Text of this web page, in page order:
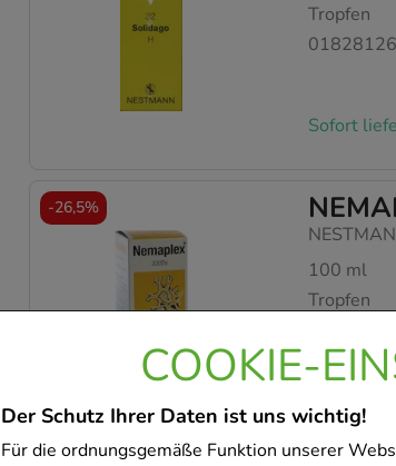
COOKIE-
Der Schutz Ihrer Daten ist uns wichtig!
Für die ordnungsgemäße Funktion unserer
Tropfen
01828126
Sofort
100 ml
Tropfen
Sofort
-26,5%